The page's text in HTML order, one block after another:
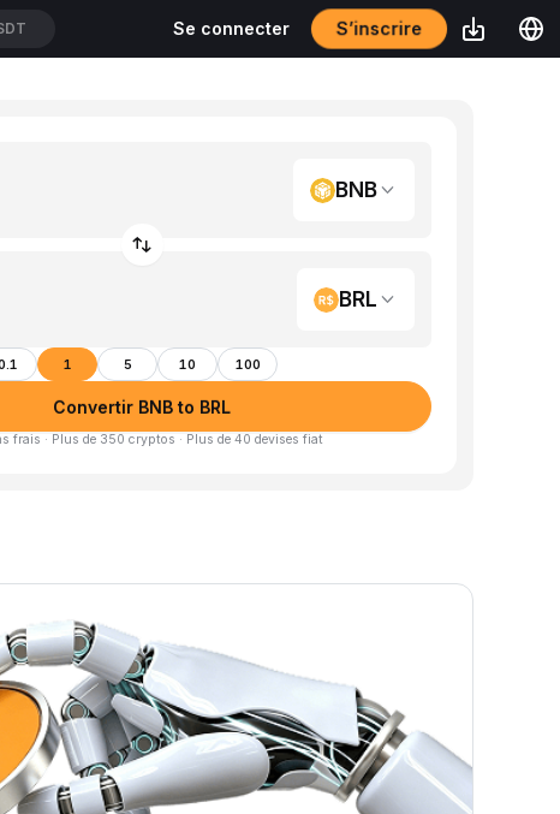
Se connecter S’inscrire
BNB
BRL
1 5 10 100
Convertir BNB to BRL
frais · Plus de 350 cryptos · Plus de 40 devises fiat